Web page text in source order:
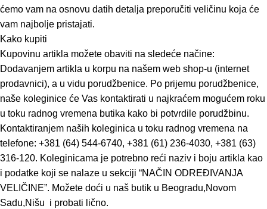
ćemo vam na osnovu datih detalja preporučiti veličinu koja će
vam najbolje pristajati.
Kako kupiti
Kupovinu artikla možete obaviti na sledeće načine:
Dodavanjem artikla u korpu na našem web shop-u (internet
prodavnici), a u vidu porudžbenice. Po prijemu porudžbenice,
naše koleginice će Vas kontaktirati u najkraćem mogućem roku
u toku radnog vremena butika kako bi potvrdile porudžbinu.
Kontaktiranjem naših koleginica u toku radnog vremena na
telefone: +381 (64) 544-6740, +381 (61) 236-4030, +381 (63)
316-120. Koleginicama je potrebno reći naziv i boju artikla kao
i podatke koji se nalaze u sekciji “NAČIN ODREĐIVANJA
VELIČINE”. Možete doći u naš butik u Beogradu,Novom
Sadu,Nišu i probati lično.